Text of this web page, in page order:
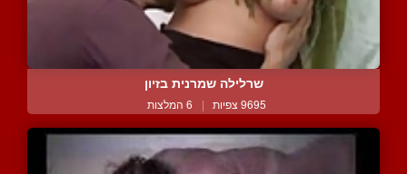
שרלילה שמרנית בזיון
9695 צפיות | 6 המלצות